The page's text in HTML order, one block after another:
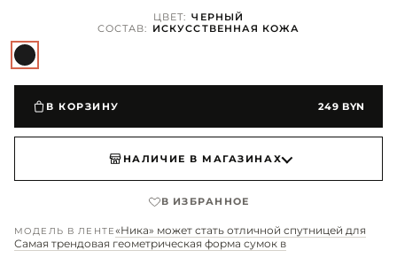
ЦВЕТ: ЧЕРНЫЙ
СОСТАВ:
ИСКУССТВЕННАЯ КОЖА
В КОРЗИНУ 249 BYN
НАЛИЧИЕ В МАГАЗИНАХ
В ИЗБРАННОЕ
МОДЕЛЬ В ЛЕНТЕ«Ника» может стать отличной спутницей для
Самая трендовая геометрическая форма сумок в